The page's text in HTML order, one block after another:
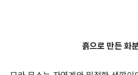
흙으로 만든 화